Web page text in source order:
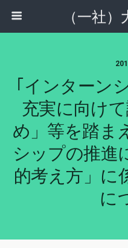
（一社
｢インターン
充実に向け
め」等を踏ま
シップの推進
的考え方」に
に